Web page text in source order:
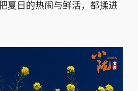
夏日的热闹与鲜活，都揉进